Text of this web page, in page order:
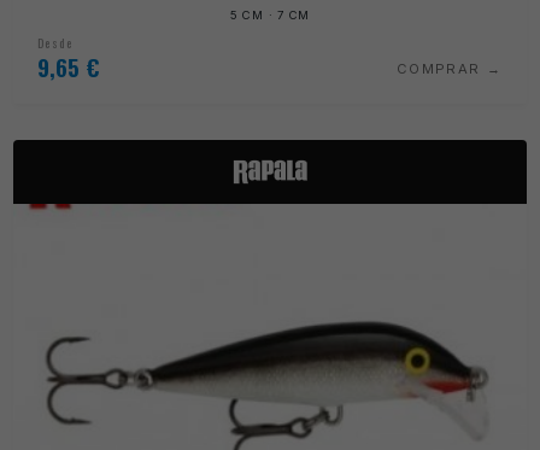
5 CM · 7 CM
Desde
9,65 € COMPRAR